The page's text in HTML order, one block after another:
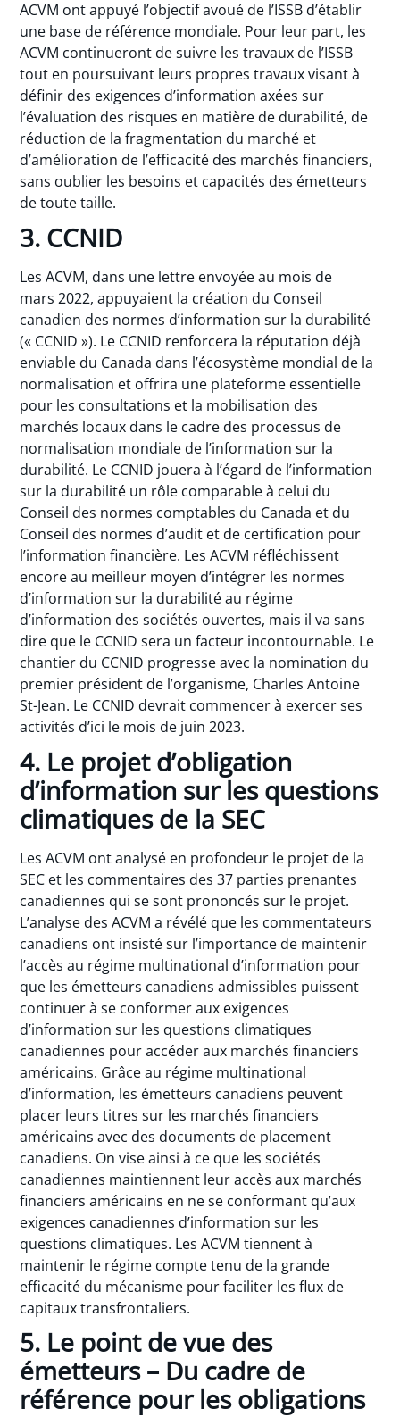
ACVM ont appuyé l’objectif avoué de l’ISSB d’établir
une base de référence mondiale. Pour leur part, les
ACVM continueront de suivre les travaux de l’ISSB
tout en poursuivant leurs propres travaux visant à
définir des exigences d’information axées sur
l’évaluation des risques en matière de durabilité, de
réduction de la fragmentation du marché et
d’amélioration de l’efficacité des marchés financiers,
sans oublier les besoins et capacités des émetteurs
de toute taille.
3. CCNID
Les ACVM, dans une lettre envoyée au mois de
mars 2022, appuyaient la création du Conseil
canadien des normes d’information sur la durabilité
(« CCNID »). Le CCNID renforcera la réputation déjà
enviable du Canada dans l’écosystème mondial de la
normalisation et offrira une plateforme essentielle
pour les consultations et la mobilisation des
marchés locaux dans le cadre des processus de
normalisation mondiale de l’information sur la
durabilité. Le CCNID jouera à l’égard de l’information
sur la durabilité un rôle comparable à celui du
Conseil des normes comptables du Canada et du
Conseil des normes d’audit et de certification pour
l’information financière. Les ACVM réfléchissent
encore au meilleur moyen d’intégrer les normes
d’information sur la durabilité au régime
d’information des sociétés ouvertes, mais il va sans
dire que le CCNID sera un facteur incontournable. Le
chantier du CCNID progresse avec la nomination du
premier président de l’organisme, Charles Antoine
St-Jean. Le CCNID devrait commencer à exercer ses
activités d’ici le mois de juin 2023.
4. Le projet d’obligation
d’information sur les questions
climatiques de la SEC
Les ACVM ont analysé en profondeur le projet de la
SEC et les commentaires des 37 parties prenantes
canadiennes qui se sont prononcés sur le projet.
L’analyse des ACVM a révélé que les commentateurs
canadiens ont insisté sur l’importance de maintenir
l’accès au régime multinational d’information pour
que les émetteurs canadiens admissibles puissent
continuer à se conformer aux exigences
d’information sur les questions climatiques
canadiennes pour accéder aux marchés financiers
américains. Grâce au régime multinational
d’information, les émetteurs canadiens peuvent
placer leurs titres sur les marchés financiers
américains avec des documents de placement
canadiens. On vise ainsi à ce que les sociétés
canadiennes maintiennent leur accès aux marchés
financiers américains en ne se conformant qu’aux
exigences canadiennes d’information sur les
questions climatiques. Les ACVM tiennent à
maintenir le régime compte tenu de la grande
efficacité du mécanisme pour faciliter les flux de
capitaux transfrontaliers.
5. Le point de vue des
émetteurs – Du cadre de
référence pour les obligations